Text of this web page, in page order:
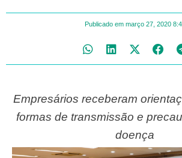
Publicado em março 27, 2020
Empresários receberam
formas de transmissão e
doença